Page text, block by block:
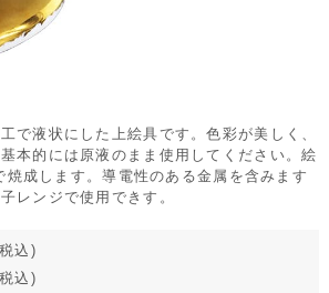
で液状にした上絵具です。色彩が美しく、
本的には原液のまま使用してください。絵
成します。導電性のある金属を含みます
レンジで使用できす。
込)
込)